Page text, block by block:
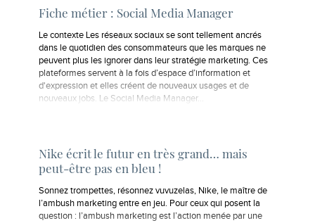
Fiche métier : Social Media Manager
Le contexte Les réseaux sociaux se sont tellement ancrés
dans le quotidien des consommateurs que les marques ne
peuvent plus les ignorer dans leur stratégie marketing. Ces
plateformes servent à la fois d’espace d’information et
d'expression et elles créent de nouveaux usages et de
nouveaux jobs. Le Social Media Manager…
Nike écrit le futur en très grand… mais
peut-être pas en bleu !
Sonnez trompettes, résonnez vuvuzelas, Nike, le maître de
l’ambush marketing entre en jeu. Pour ceux qui posent la
question : l’ambush marketing est l’action menée par une